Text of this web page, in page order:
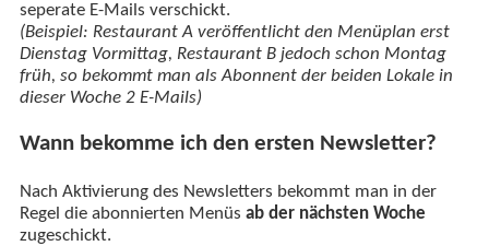
seperate E-Mails verschickt.
(Beispiel: Restaurant A veröffentlicht den Menüplan erst
Dienstag Vormittag, Restaurant B jedoch schon Montag
früh, so bekommt man als Abonnent der beiden Lokale in
dieser Woche 2 E-Mails)
Wann bekomme ich den ersten Newsletter?
Nach Aktivierung des Newsletters bekommt man in der
Regel die abonnierten Menüs ab der nächsten Woche
zugeschickt.